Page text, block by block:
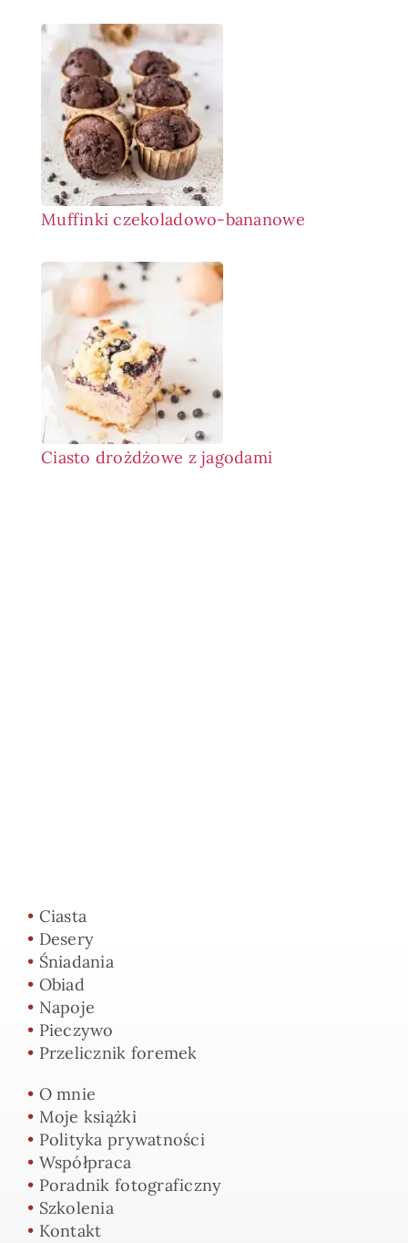
Muffinki czekoladowo-bananowe
Ciasto drożdżowe z jagodami
• Ciasta
• Desery
• Śniadania
• Obiad
• Napoje
• Pieczywo
• Przelicznik foremek
• O mnie
• Moje książki
• Polityka prywatności
• Współpraca
• Poradnik fotograficzny
• Szkolenia
• Kontakt